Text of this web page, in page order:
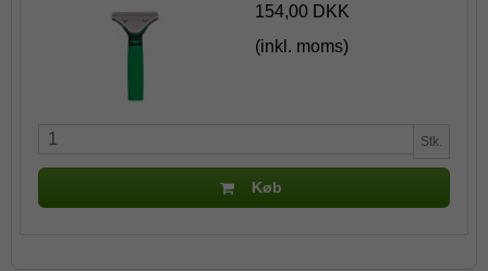
154,00 DKK
(inkl. moms)
Stk.
Køb